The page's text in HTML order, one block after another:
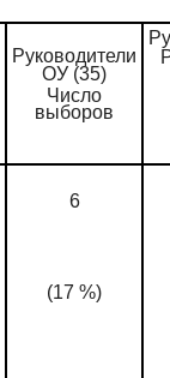
Руководители
ОУ (35)
Число
выборов
6
(17 %)